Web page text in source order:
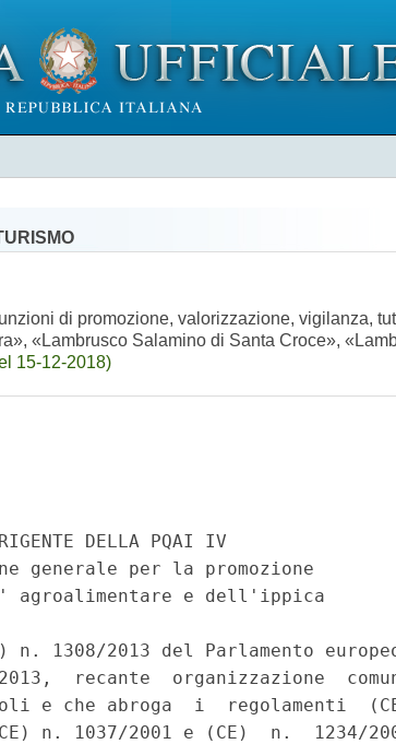
di promozione, valorizzazione, vigilanza,
«Lambrusco Salamino di Santa Croce»,
15-12-2018)